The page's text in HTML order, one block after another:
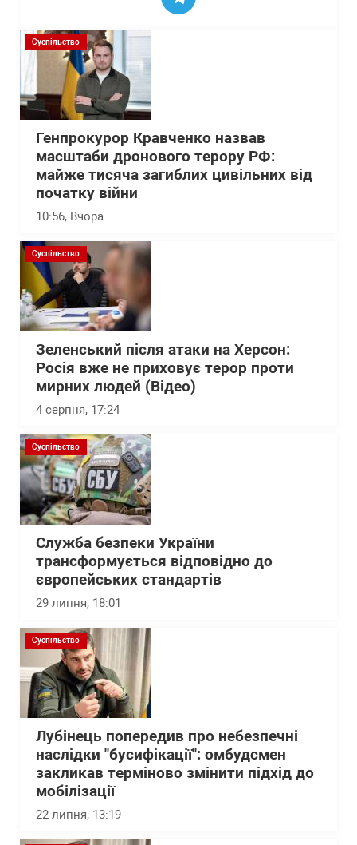
Суспільство
Генпрокурор Кравченко назвав
масштаби дронового терору РФ:
майже тисяча загиблих цивільних від
початку війни
10:56, Вчора
Суспільство
Зеленський після атаки на Херсон:
Росія вже не приховує терор проти
мирних людей (Відео)
4 серпня, 17:24
Суспільство
Служба безпеки України
трансформується відповідно до
європейських стандартів
29 липня, 18:01
Суспільство
Лубінець попередив про небезпечні
наслідки "бусифікації": омбудсмен
закликав терміново змінити підхід до
мобілізації
22 липня, 13:19